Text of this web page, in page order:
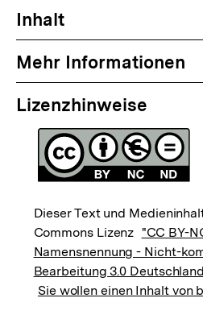
Inhalt
Mehr Informationen
Lizenzhinweise
Dieser Text und
Commons Lizenz "CC BY-
Namensnennung - Nicht-
Bearbeitung 3.0
Sie wollen einen Inhalt von